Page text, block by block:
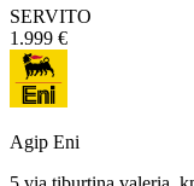
SERVITO
1.999 €
Agip Eni